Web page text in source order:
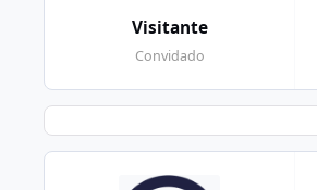
Visitante
Convidado